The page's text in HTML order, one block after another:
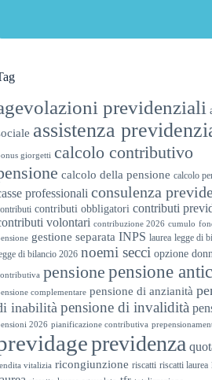
previdenziali
assistenza
giorgetti calcolo contributivo
calcolo della pensione calcolo
professionali consulenza
contributi obbligatori contributi
volontari contribuzione 2026 cumulo
gestione separata INPS laurea legge di
di bilancio 2026 noemi secci opzione
pensione pensione
complementare pensione di anzianità
inabilità pensione di invalidità
2026 pianificazione contributiva
previdenza
vitalizia ricongiunzione riscatti riscatti laurea